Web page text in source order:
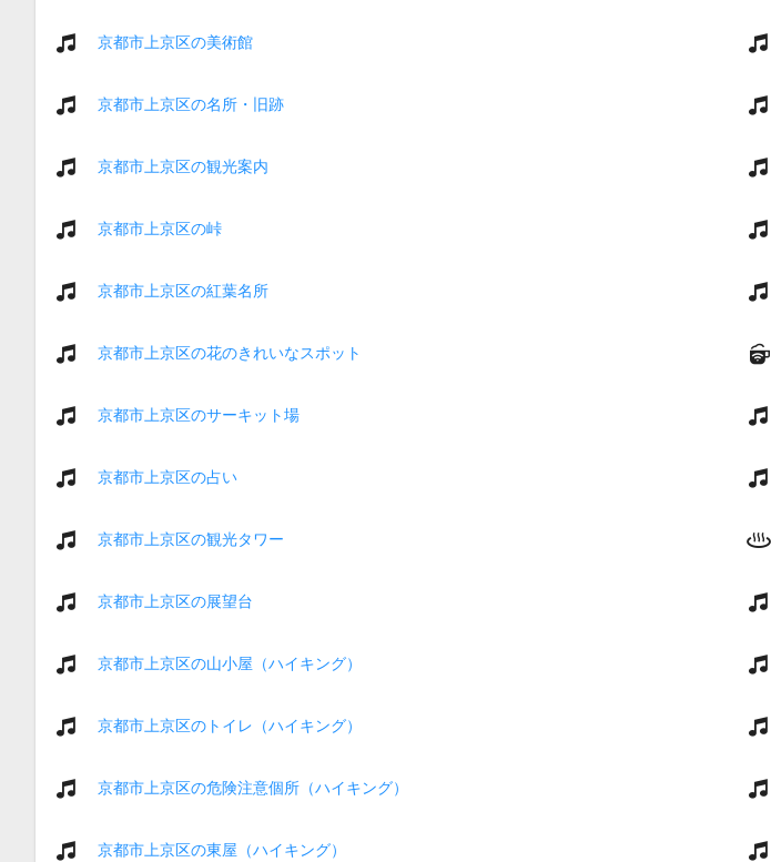
京都市上京区の美術館
京都市上京区の名所・旧跡
京都市上京区の観光案内
京都市上京区の峠
京都市上京区の紅葉名所
京都市上京区の花のきれいなスポット
京都市上京区のサーキット場
京都市上京区の占い
京都市上京区の観光タワー
京都市上京区の展望台
京都市上京区の山小屋（ハイキング）
京都市上京区のトイレ（ハイキング）
京都市上京区の危険注意個所（ハイキング）
京都市上京区の東屋（ハイキング）